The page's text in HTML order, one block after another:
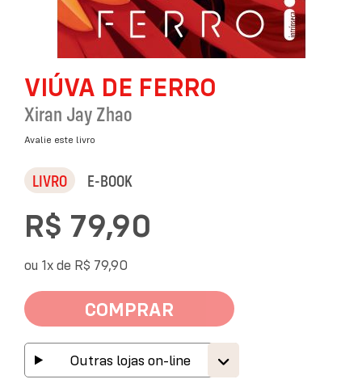
Galeria
imagens
VIÚVA DE FERRO
Xiran Jay Zhao
Avalie este livro
LIVRO E-BOOK
COMPRAR
R$ 79,90
ou 1x de R$ 79,90
Outras lojas on-line